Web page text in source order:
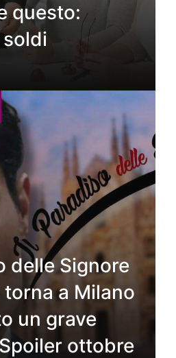
questo:
delle Signore
a Milano
un grave
ottobre